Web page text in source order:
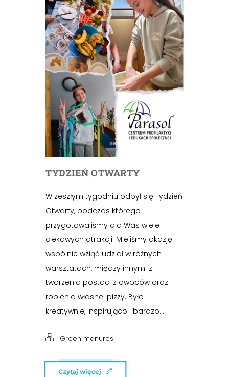
TYDZIEŃ OTWARTY
W zeszłym tygodniu odbył się Tydzień
Otwarty, podczas którego
przygotowaliśmy dla Was wiele
ciekawych atrakcji! Mieliśmy okazję
wspólnie wziąć udział w różnych
warsztatach, między innymi z
tworzenia postaci z owoców oraz
robienia własnej pizzy. Było
kreatywnie, inspirująco i bardzo...
Green manures
Czytaj więcej